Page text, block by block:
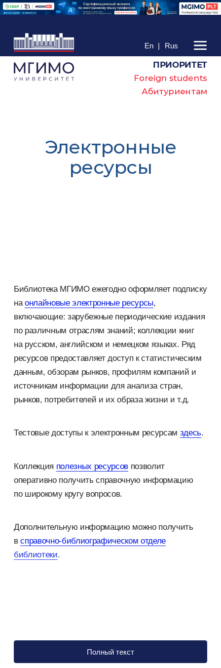
En | Rus
ПРИОРИТЕТ
Foreign students
Абитуриентам
Электронные
ресурсы
Библиотека МГИМО ежегодно оформляет подписку
наонлайновые электронные ресурсы,
включающие: зарубежные периодические издания
по различным отраслям знаний; коллекции книг
на русском, английском и немецком языках. Ряд
ресурсов предоставляет доступ к статистическим
данным, обзорам рынков, профилям компаний и
источникам информации для анализа стран,
рынков, потребителей и их образа жизни и т.д.
Тестовые доступы к электронным ресурсам здесь.
Коллекция полезных ресурсовпозволит
оперативно получить справочную информацию
по широкому кругу вопросов.
Дополнительную информацию можно получить
всправочно-библиографическом отделе
библиотеки.
Полный текст